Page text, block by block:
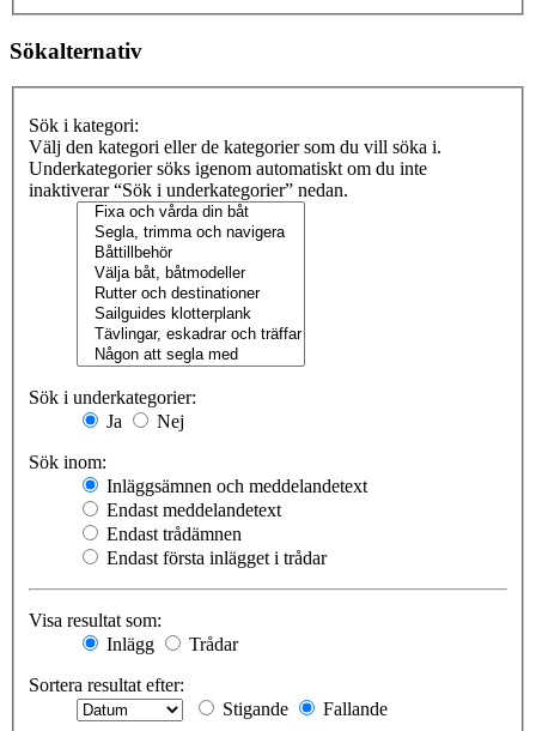
Sökalternativ
Sök i kategori:
Välj den kategori eller de kategorier som du vill söka i.
Underkategorier söks igenom automatiskt om du inte
inaktiverar “Sök i underkategorier” nedan.
Sök i underkategorier:
Ja
Nej
Sök inom:
Inläggsämnen och meddelandetext
Endast meddelandetext
Endast trådämnen
Endast första inlägget i trådar
Visa resultat som:
Inlägg
Trådar
Sortera resultat efter:
Stigande
Fallande